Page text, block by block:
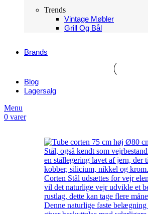
Trends
Vintage Møbler
Grill Og Bål
Brands
Blog
Lagersalg
Menu
0 varer